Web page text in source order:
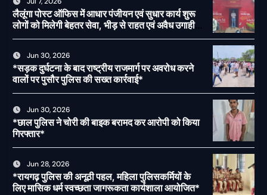
लैलूंगा पोस्ट ऑफिस में आधार पंजीयन एवं सुधार कार्य शुरू
लोगों को मिलेगी बेहतर सेवा, भीड़ से राहत एवं अवैध उगाही
पर लगेगी रोक
Jun 30, 2026
*सड़क दुर्घटना के बाद राष्ट्रीय राजमार्ग पर अवरोध करने
वालों पर पुसौर पुलिस की सख्त कार्रवाई*
Jun 30, 2026
*छाल पुलिस ने चोरी की बाइक बरामद कर आरोपी को किया
गिरफ्तार*
Jun 28, 2026
*रायगढ़ पुलिस की अनूठी पहल, महिला पुलिसकर्मियों के
लिए मासिक धर्म स्वच्छता जागरूकता कार्यशाला आयोजित*